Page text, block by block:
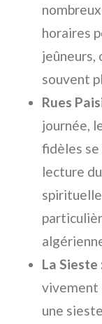
horaires
jeûneurs,
souvent
Rues
journée,
fidèles se
lecture
La Sieste
vivement
une